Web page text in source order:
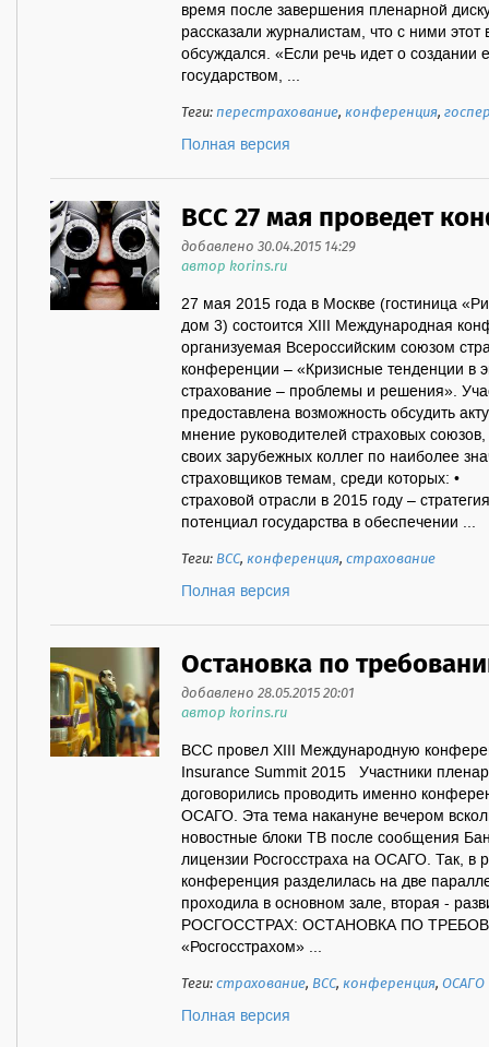
время после завершения пленарной
рассказали журналистам, что с ними этот
обсуждался. «Если речь идет о создании
государством, ...
Теги:перестрахование,конференция,
Полная версия
ВСС 27 мая проведет
добавлено 30.04.2015 14:29
автор korins.ru
27 мая 2015 года в Москве (гостиница
дом 3) состоится XIII Международная
организуемая Всероссийским союзом
конференции – «Кризисные тенденции в
страхование – проблемы и решения».
предоставлена возможность обсудить
мнение руководителей страховых
своих зарубежных коллег по наиболее
страховщиков темам, среди которых:
страховой отрасли в 2015 году –
потенциал государства в обеспечении ...
Теги:ВСС,конференция,страхование
Полная версия
Остановка по
добавлено 28.05.2015 20:01
автор korins.ru
ВСС провел XIII Международную
Insurance Summit 2015 Участники
договорились проводить именно
ОСАГО. Эта тема накануне вечером
новостные блоки ТВ после сообщения
лицензии Росгосстраха на ОСАГО. Так, в
конференция разделилась на две
проходила в основном зале, вторая -
РОСГОССТРАХ: ОСТАНОВКА ПО
«Росгосстрахом» ...
Теги:страхование, ВСС,конференция,ОСАГО
Полная версия